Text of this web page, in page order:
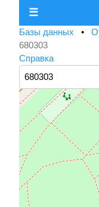
☰
Базы данных •
680303
Справка